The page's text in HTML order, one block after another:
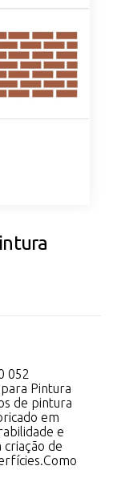
052
Pintura
de pintura
em
e
de